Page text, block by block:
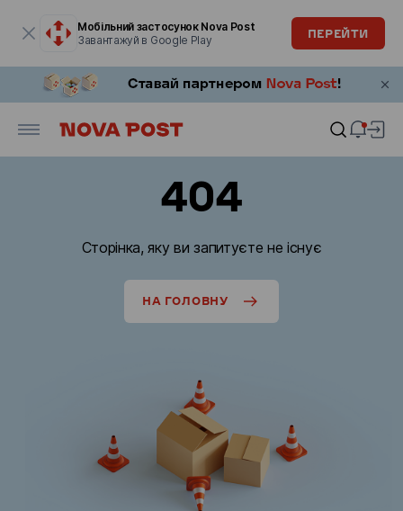
Мобільний застосунок Nova Post
Завантажуй в Google Play
ПЕРЕЙТИ
404
Сторінка, яку ви запитуєте не існує
НА ГОЛОВНУ